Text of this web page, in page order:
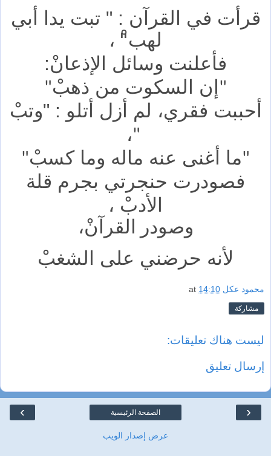
قرأت في القرآن : " تبت يدا أبي
لهب"ْ ،
فأعلنت وسائل الإذعانْ:
" إن السكوت من ذهبْ"
أحببت فقري، لم أزل أتلو : "وتبْ
"،
"ما أغنى عنه ماله وما كسبْ"
فصودرت حنجرتي بجرم قلة
الأدبْ ،
وصودر
القرآنْ،
لأنه حرضني على الشغبْ
محمود عكل at 14:10
مشاركة
ليست هناك تعليقات:
إرسال تعليق
‹
› الصفحة الرئيسية
عرض إصدار الويب